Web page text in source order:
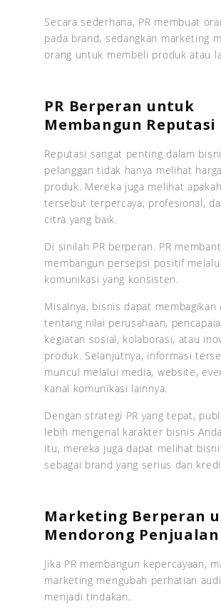
Secara sederhana, PR membuat
pada brand, sedangkan marketing
orang untuk membeli produk atau
PR Berperan untuk
Membangun Reputasi
Reputasi sangat penting dalam
pelanggan tidak hanya melihat
produk. Mereka juga melihat
tersebut terpercaya, profesional,
citra yang baik.
Di sinilah PR berperan. PR
membangun persepsi positif melalui
komunikasi yang konsisten.
Misalnya, bisnis dapat membagikan
tentang nilai perusahaan,
kegiatan sosial, kolaborasi, atau
produk. Selanjutnya, informasi
muncul melalui media, website,
kanal komunikasi lainnya.
Dengan strategi PR yang tepat,
lebih mengenal karakter bisnis
itu, mereka juga dapat melihat
sebagai brand yang serius dan
Marketing Berperan
Mendorong Penjualan
Jika PR membangun kepercayaan,
marketing mengubah perhatian
menjadi tindakan.